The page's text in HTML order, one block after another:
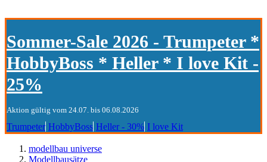
Sommer-Sale 2026 - Trumpeter *
HobbyBoss * Heller * I love Kit -
25%
Aktion gültig vom 24.07. bis 06.08.2026
Trumpeter HobbyBoss Heller - 30% I love Kit
modellbau universe
Modellbausätze